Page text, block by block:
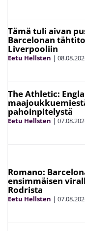
Tämä tuli aivan
Barcelonan
Liverpooliin
Eetu Hellsten |
The Athletic:
pahoinpitelystä
Eetu Hellsten |
Romano:
ensimmäisen
Rodrista
Eetu Hellsten |